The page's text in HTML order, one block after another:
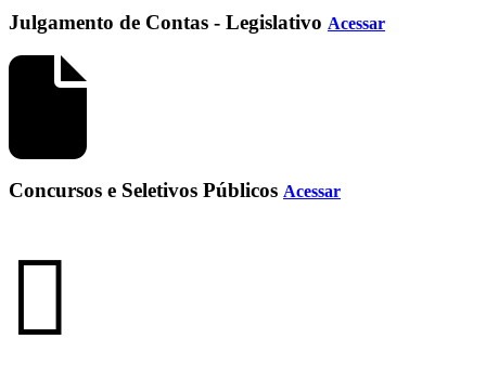
Julgamento de Contas - Legislativo Acessar
Concursos e Seletivos Públicos Acessar